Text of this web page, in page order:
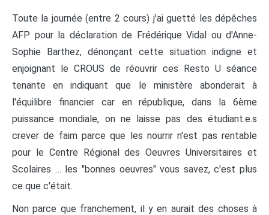
Toute la journée (entre 2 cours) j'ai guetté les dépêches
AFP pour la déclaration de Frédérique Vidal ou d'Anne-
Sophie Barthez, dénonçant cette situation indigne et
enjoignant le CROUS de réouvrir ces Resto U séance
tenante en indiquant que le ministère abonderait à
l'équilibre financier car en république, dans la 6ème
puissance mondiale, on ne laisse pas des étudiant.e.s
crever de faim parce que les nourrir n'est pas rentable
pour le Centre Régional des Oeuvres Universitaires et
Scolaires … les "bonnes oeuvres" vous savez, c'est plus
ce que c'était.
Non parce que franchement, il y en aurait des choses à